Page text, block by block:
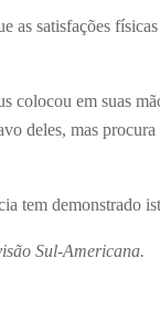
as satisfações
colocou em suas
deles, mas
tem demonstrado
Sul-Americana.